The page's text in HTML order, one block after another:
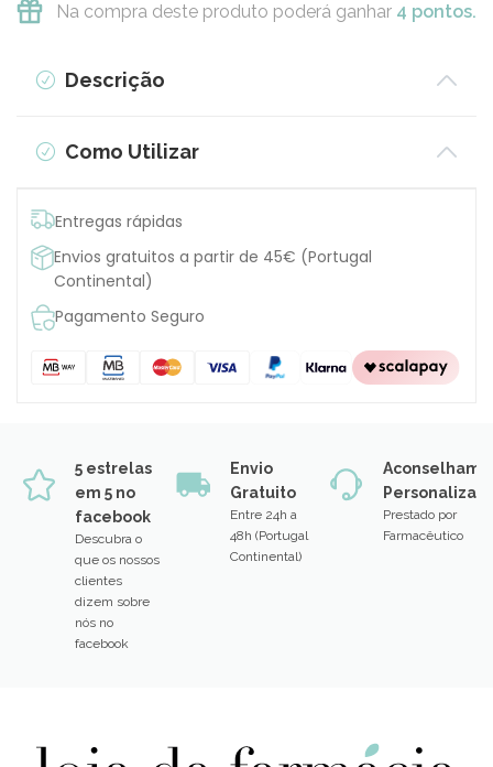
Na compra deste produto poderá ganhar 4 pontos.
Descrição
Como Utilizar
Entregas rápidas
Envios gratuitos a partir de 45€ (Portugal
Continental)
Pagamento Seguro
5 estrelas
em 5 no
facebook
Descubra o
que os nossos
clientes
dizem sobre
nós no
facebook
Envio
Gratuito
Entre 24h a
48h (Portugal
Continental)
Prestado por
Farmacêutico